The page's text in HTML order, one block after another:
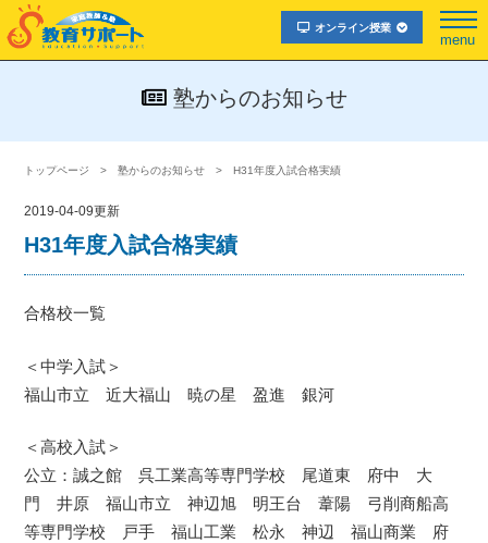
オンライン授業
menu
塾からのお知らせ
トップページ 塾からのお知らせ H31年度入試合格実績
2019-04-09更新
H31年度入試合格実績
合格校一覧
＜中学入試＞
福山市立 近大福山 暁の星 盈進 銀河
＜高校入試＞
公立：誠之館 呉工業高等専門学校 尾道東 府中 大
門 井原 福山市立 神辺旭 明王台 葦陽 弓削商船高
等専門学校 戸手 福山工業 松永 神辺 福山商業 府